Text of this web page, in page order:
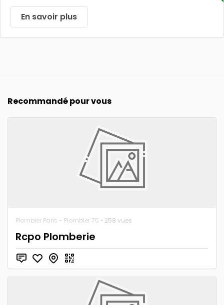
En savoir plus
Recommandé pour vous
Plombier Paris - Plombier 75 • 258 vues
Rcpo Plomberie